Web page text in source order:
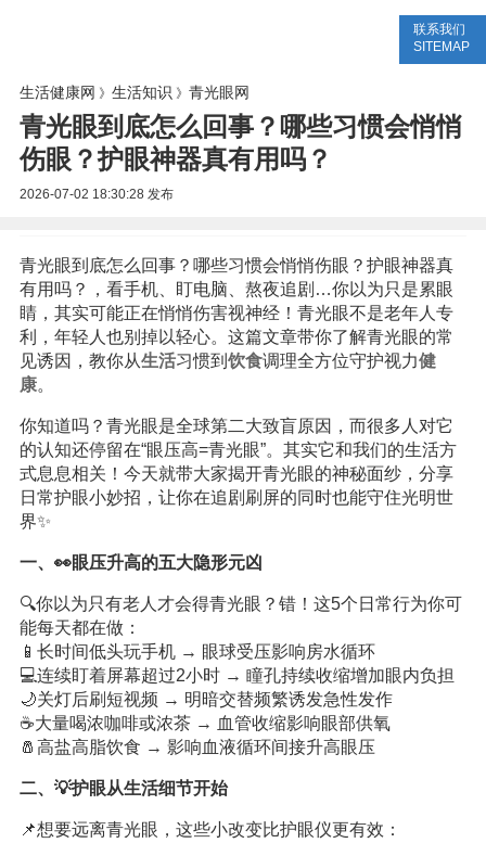
联系我们
SITEMAP
生活健康网 》 生活知识 》 青光眼网
青光眼到底怎么回事？哪些习惯会悄悄
伤眼？护眼神器真有用吗？
2026-07-02 18:30:28发布
青光眼到底怎么回事？哪些习惯会悄悄伤眼？护眼神器真
有用吗？，看手机、盯电脑、熬夜追剧…你以为只是累眼
睛，其实可能正在悄悄伤害视神经！青光眼不是老年人专
利，年轻人也别掉以轻心。这篇文章带你了解青光眼的常
见诱因，教你从生活习惯到 饮食调理全方位守护视力健
康。
你知道吗？青光眼是全球第二大致盲原因，而很多人对它
的认知还停留在“眼压高=青光眼”。其实它和我们的生活方
式息息相关！今天就带大家揭开青光眼的神秘面纱，分享
日常护眼小妙招，让你在追剧刷屏的同时也能守住光明世
界✨
一、👀眼压升高的五大隐形元凶
🔍你以为只有老人才会得青光眼？错！这5个日常行为你可
能每天都在做：
📱长时间低头玩手机 → 眼球受压影响房水循环
💻连续盯着屏幕超过2小时 → 瞳孔持续收缩增加眼内负担
🌙关灯后刷短视频 → 明暗交替频繁诱发急性发作
☕大量喝浓咖啡或浓茶 → 血管收缩影响眼部供氧
🧂高盐高脂饮食 → 影响血液循环间接升高眼压
二、💡护眼从生活细节开始
📌想要远离青光眼，这些小改变比护眼仪更有效：